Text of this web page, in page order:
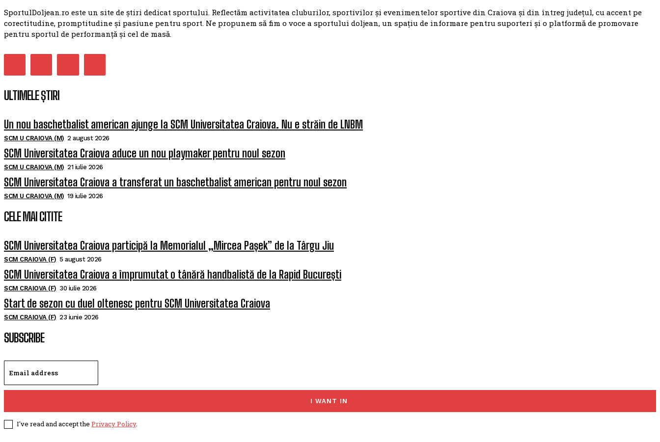
SportulDoljean.ro este un site de știri dedicat sportului. Reflectăm activitatea cluburilor, sportivilor și evenimentelor sportive din Craiova și din întreg județul, cu accent pe
corectitudine, promptitudine și pasiune pentru sport. Ne propunem să fim o voce a sportului doljean, un spațiu de informare pentru suporteri și o platformă de promovare
pentru sportul de performanță și cel de masă.
ULTIMELE ȘTIRI
Un nou baschetbalist american ajunge la SCM Universitatea Craiova. Nu e străin de LNBM
SCM U CRAIOVA (M) 2 august 2026
SCM Universitatea Craiova aduce un nou playmaker pentru noul sezon
SCM U CRAIOVA (M) 21 iulie 2026
SCM Universitatea Craiova a transferat un baschetbalist american pentru noul sezon
SCM U CRAIOVA (M) 19 iulie 2026
CELE MAI CITITE
SCM Universitatea Craiova participă la Memorialul „Mircea Pașek” de la Târgu Jiu
SCM CRAIOVA (F) 5 august 2026
SCM Universitatea Craiova a împrumutat o tânără handbalistă de la Rapid București
SCM CRAIOVA (F) 30 iulie 2026
Start de sezon cu duel oltenesc pentru SCM Universitatea Craiova
SCM CRAIOVA (F) 23 iunie 2026
SUBSCRIBE
I WANT IN
I've read and accept the Privacy Policy.